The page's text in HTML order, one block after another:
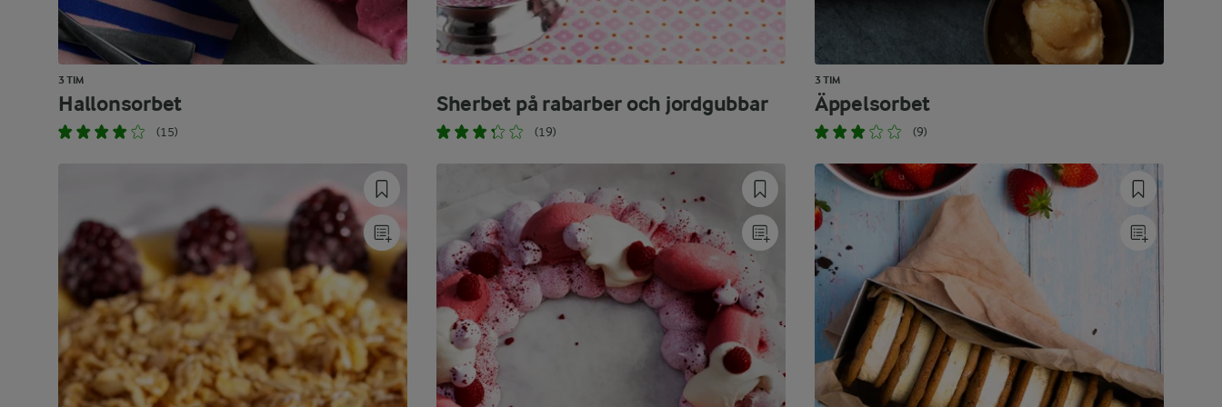
3 TIM
Hallonsorbet
(15)
Sherbet på rabarber och jordgubbar
(19)
3 TIM
Äppelsorbet
(9)